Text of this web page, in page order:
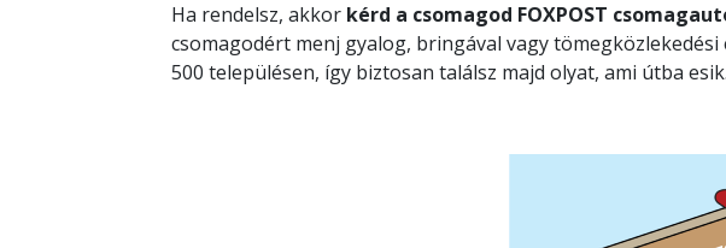
Ha rendelsz, akkor kérd a csomagod FOXPOST
csomagodért menj gyalog, bringával vagy
500 településen, így biztosan találsz majd olyat, ami útba esik.